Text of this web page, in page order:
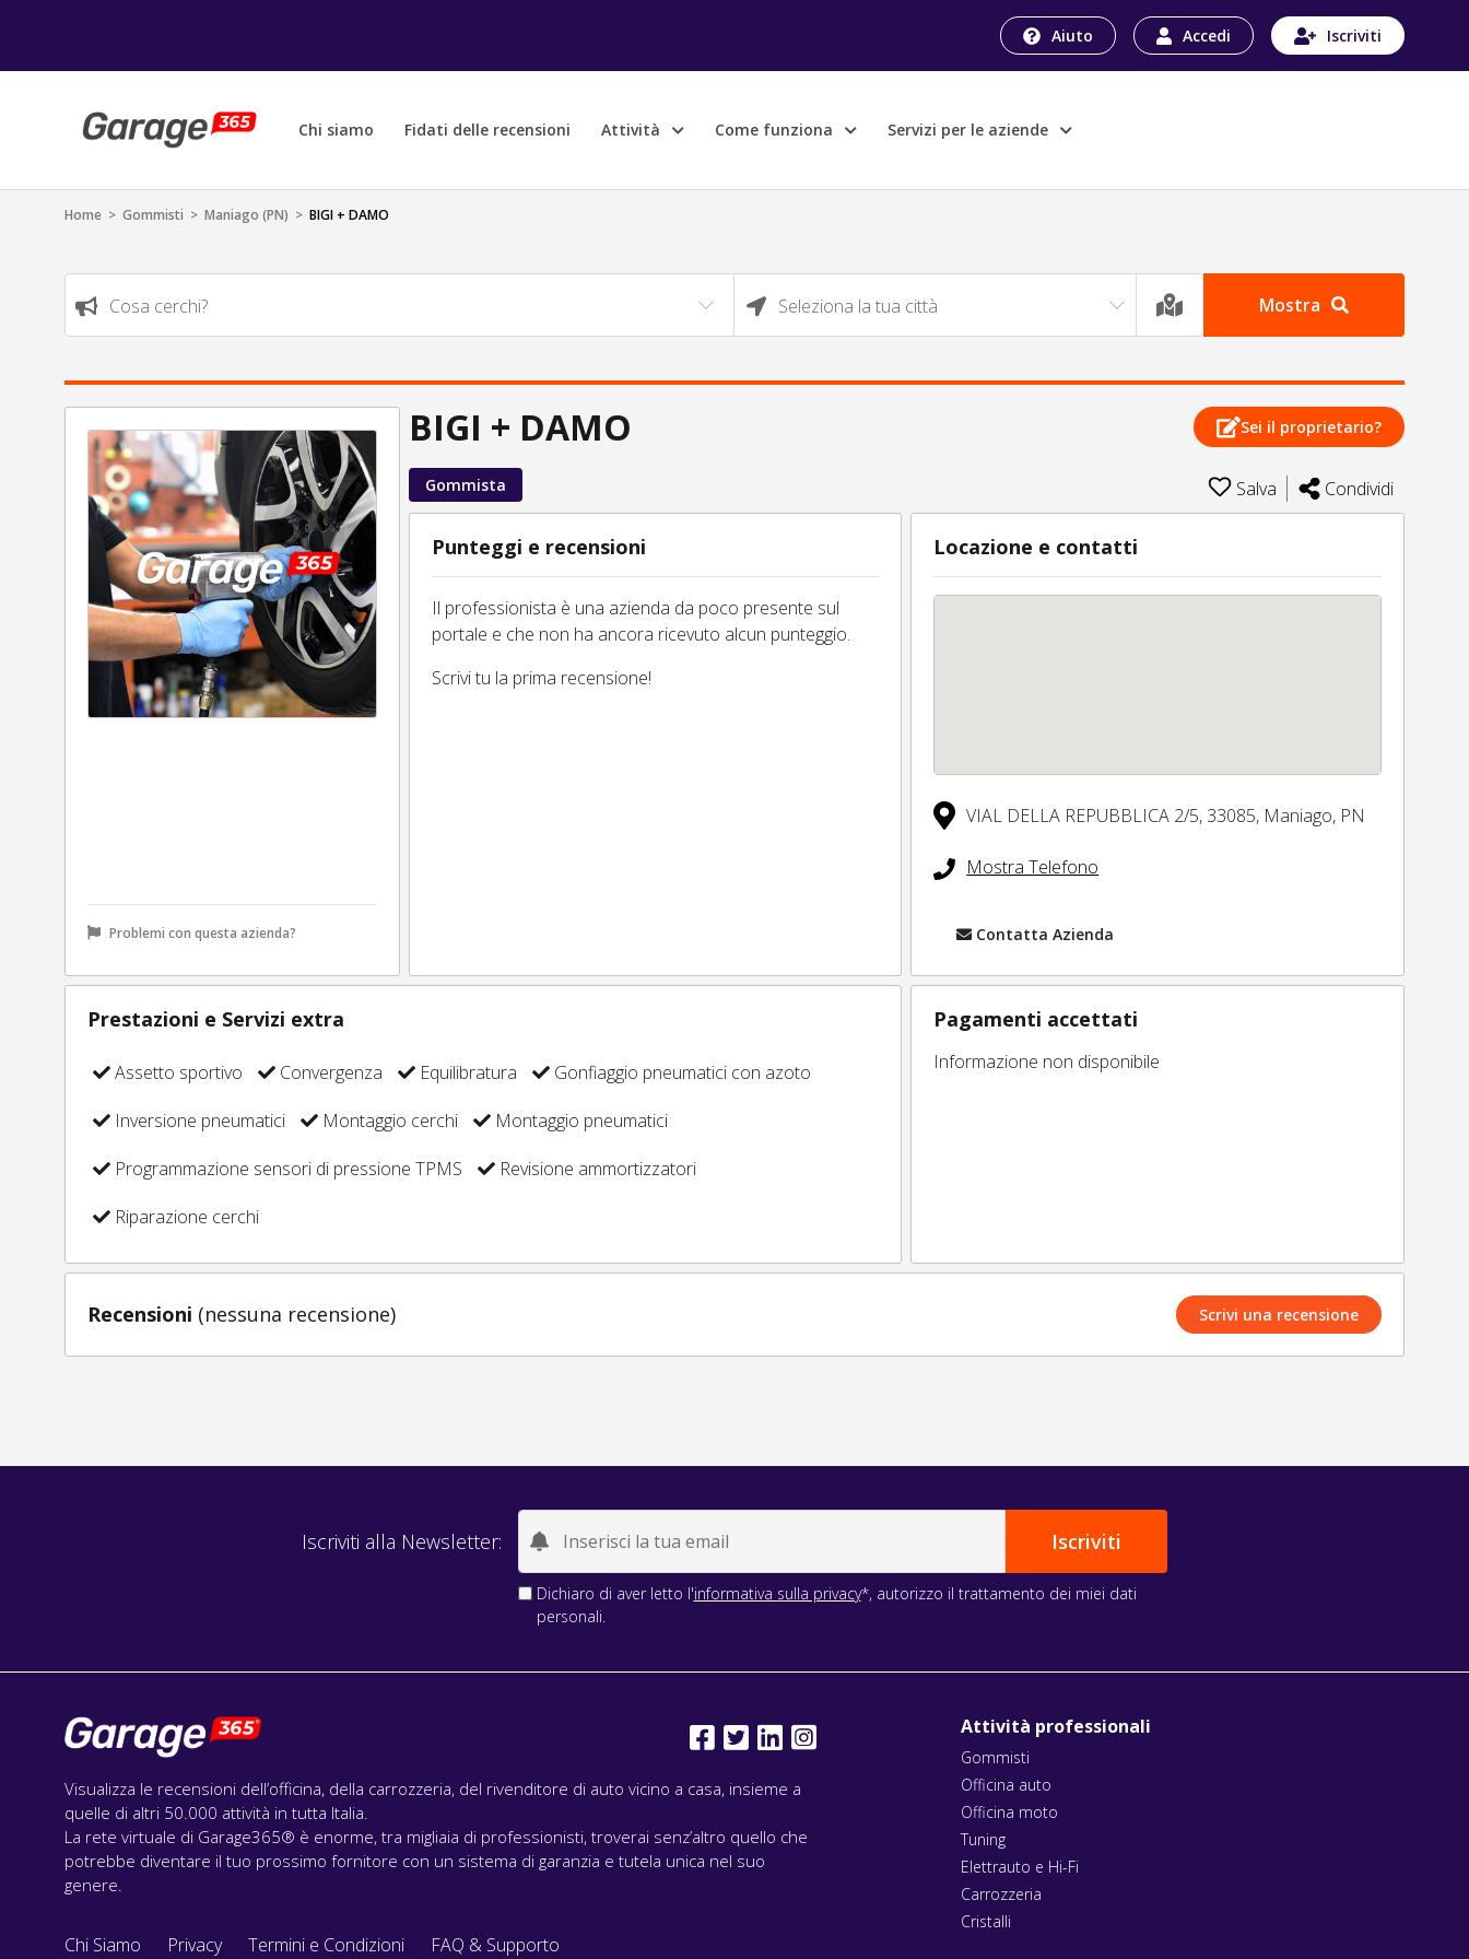
Aiuto Accedi Iscriviti
Chi siamo Fidati delle recensioni Attività Come funziona Servizi per le aziende
Home > Gommisti > Maniago (PN) > BIGI + DAMO
Cosa cerchi? Seleziona la tua città Mostra
Problemi con questa azienda?
BIGI + DAMO Sei il proprietario?
Gommista Salva Condividi
Punteggi e recensioni
Il professionista è una azienda da poco presente sul
portale e che non ha ancora ricevuto alcun punteggio.
Scrivi tu la prima recensione!
Locazione e contatti
VIAL DELLA REPUBBLICA 2/5, 33085, Maniago, PN
Mostra Telefono
Contatta Azienda
Prestazioni e Servizi extra
Assetto sportivo Convergenza Equilibratura
Gonfiaggio pneumatici con azoto
Inversione pneumatici
Montaggio cerchi
Montaggio pneumatici
Programmazione sensori di pressione TPMS
Revisione ammortizzatori
Riparazione cerchi
Pagamenti accettati
Informazione non disponibile
Recensioni (nessuna recensione) Scrivi una recensione
Iscriviti alla Newsletter:
Dichiaro di aver letto l'informativa sulla privacy*, autorizzo il trattamento dei miei dati
personali.
Visualizza le recensioni dell’officina, della carrozzeria, del rivenditore di auto vicino a casa, insieme a
quelle di altri 50.000 attività in tutta Italia.
La rete virtuale di Garage365® è enorme, tra migliaia di professionisti, troverai senz’altro quello che
potrebbe diventare il tuo prossimo fornitore con un sistema di garanzia e tutela unica nel suo
genere.
Chi Siamo Privacy Termini e Condizioni FAQ & Supporto
Attività professionali
Gommisti
Officina auto
Officina moto
Tuning
Elettrauto e Hi-Fi
Carrozzeria
Cristalli